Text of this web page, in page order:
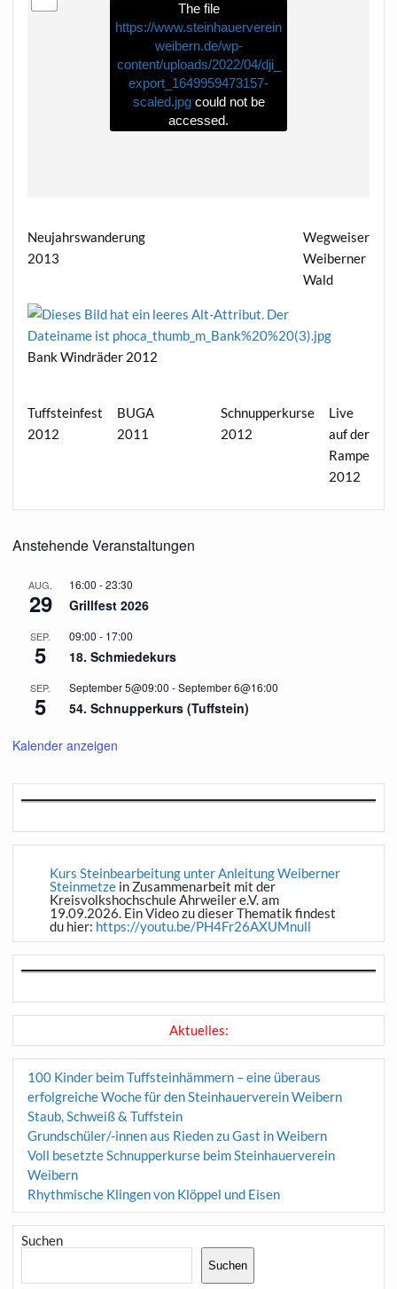
The file
https://www.steinhauerverein
weibern.de/wp-
content/uploads/2022/04/dji_
export_1649959473157-
scaled.jpgcould not be
accessed.
Neujahrswanderung
2013
Wegweiser
Weiberner
Wald
Bank Windräder 2012
Live
auf der
Rampe
2012
Schnupperkurse
2012
Tuffsteinfest
2012
BUGA
2011
Anstehende Veranstaltungen
AUG.
29
16:00 -23:30
Grillfest 2026
SEP.
5
09:00 - 17:00
18. Schmiedekurs
SEP.
5
September 5@09:00 -September 6@16:00
54. Schnupperkurs (Tuffstein)
Kalender anzeigen
Kurs Steinbearbeitung unter Anleitung Weiberner
Steinmetzein Zusammenarbeit mit der
Kreisvolkshochschule Ahrweiler e.V. am
19.09.2026. Ein Video zu dieser Thematik findest
du hier: https://youtu.be/PH4Fr26AXUMnull
Aktuelles:
100 Kinder beim Tuffsteinhämmern – eine überaus
erfolgreiche Woche für den Steinhauerverein Weibern
Staub, Schweiß & Tuffstein
Grundschüler/-innen aus Rieden zu Gast in Weibern
Voll besetzte Schnupperkurse beim Steinhauerverein
Weibern
Rhythmische Klingen von Klöppel und Eisen
Suchen
Suchen